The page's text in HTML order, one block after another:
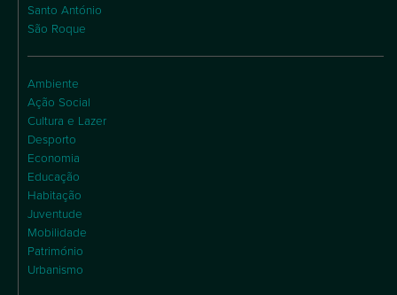
Santo António
São Roque
Ambiente
Ação Social
Cultura e Lazer
Desporto
Economia
Educação
Habitação
Juventude
Mobilidade
Património
Urbanismo